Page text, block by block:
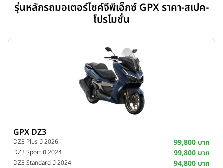
รุ่นหลักรถมอเตอร์ไซค์จีพีเอ็กซ์ GPX ราคา-สเปค-
โปรโมชั่น
GPX DZ3
DZ3 Plus ปี 2026 99,800 บาท
DZ3 Sport ปี 2024 99,800 บาท
DZ3 Standard ปี 2024
94,800 บาท